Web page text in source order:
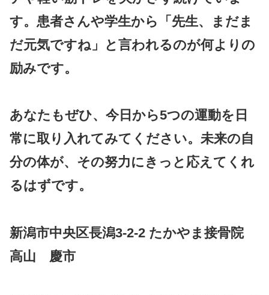
す。患者さんや学生から「先生、まだま
だ元気ですね」と言われるのが何よりの
励みです。
あなたもぜひ、今日から5つの運動を日
常に取り入れてみてください。未来の自
分の体が、その努力にきっと応えてくれ
るはずです。
新潟市中央区長潟3-2-2 たかやま接骨院
高山 慶市